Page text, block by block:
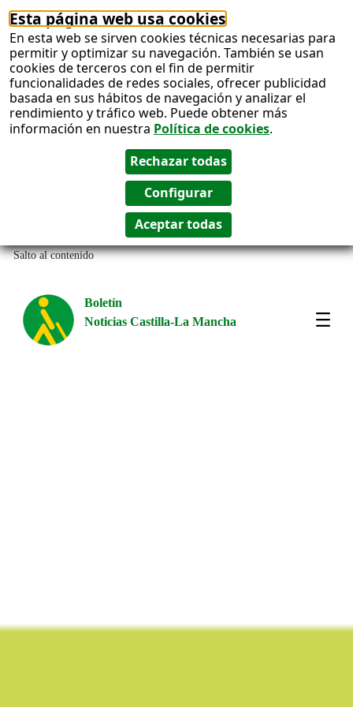
Esta página web usa cookies
En esta web se sirven cookies técnicas necesarias para
permitir y optimizar su navegación. También se usan
cookies de terceros con el fin de permitir
funcionalidades de redes sociales, ofrecer publicidad
basada en sus hábitos de navegación y analizar el
rendimiento y tráfico web. Puede obtener más
información en nuestra Política de cookies.
Salto al contenido
Boletín
Noticias Castilla-La Mancha